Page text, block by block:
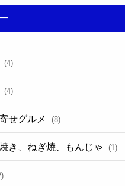
(4)
(4)
せグルメ (8)
き、ねぎ焼、もんじゃ (1)